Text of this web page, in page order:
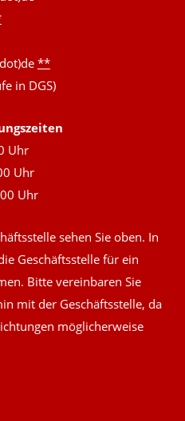
**
in DGS)
Uhr
Uhr
Uhr
sehen Sie oben. In
Geschäftsstelle für ein
Bitte vereinbaren Sie
mit der Geschäftsstelle, da
möglicherweise